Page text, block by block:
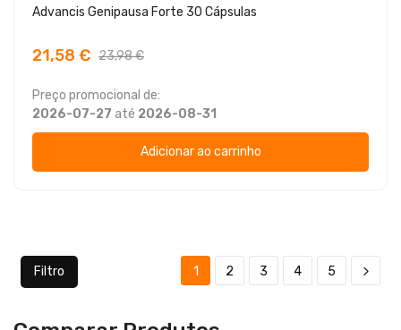
Advancis Genipausa Forte 30 Cápsulas
21,58 € 23,98 €
Preço promocional de:
2026-07-27 até 2026-08-31
Adicionar ao carrinho
Filtro 1 2 3 4 5